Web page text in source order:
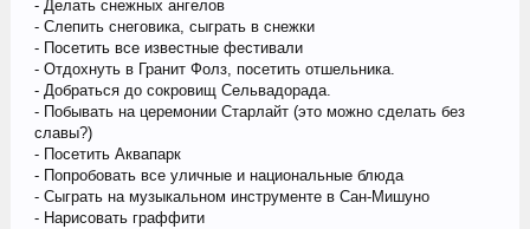
- Делать снежных ангелов
- Слепить снеговика, сыграть в снежки
- Посетить все известные фестивали
- Отдохнуть в Гранит Фолз, посетить отшельника.
- Добраться до сокровищ Сельвадорада.
- Побывать на церемонии Старлайт (это можно сделать без
славы?)
- Посетить Аквапарк
- Попробовать все уличные и национальные блюда
- Сыграть на музыкальном инструменте в Сан-Мишуно
- Нарисовать граффити